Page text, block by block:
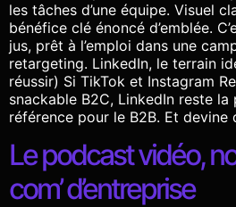
les tâches d’une équipe. Visuel
bénéfice clé énoncé d’emblée.
jus, prêt à l’emploi dans une
retargeting. LinkedIn, le terrain
réussir) Si TikTok et Instagram
snackable B2C, LinkedIn reste
référence pour le B2B. Et devine
Le podcast vidéo,
com’ d’entreprise